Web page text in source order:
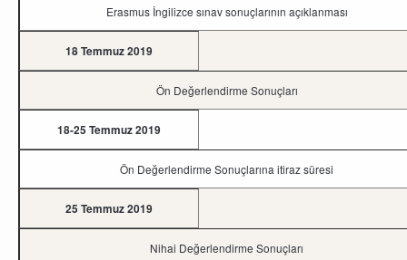
Erasmus İngilizce sınav sonuçlarının açıklanması
18 Temmuz 2019
Ön Değerlendirme Sonuçları
18-25 Temmuz 2019
Ön Değerlendirme Sonuçlarına itiraz süresi
25 Temmuz 2019
Nihai Değerlendirme Sonuçları